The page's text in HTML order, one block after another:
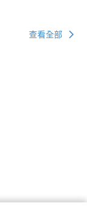
查看全部